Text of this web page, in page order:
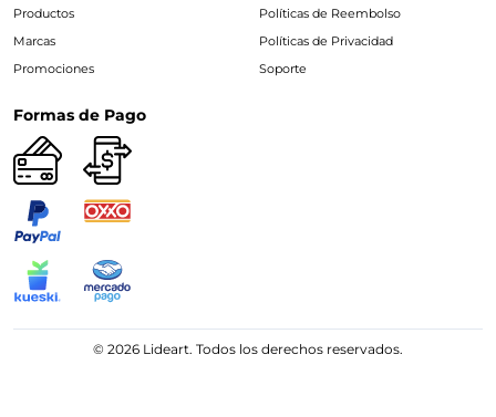
Productos
Marcas
Promociones
Políticas de Reembolso
Políticas de Privacidad
Soporte
Formas de Pago
© 2026 Lideart. Todos los derechos reservados.